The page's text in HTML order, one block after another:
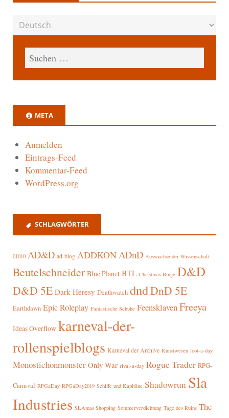
META
Anmelden
Eintrags-Feed
Kommentar-Feed
WordPress.org
SCHLAGWÖRTER
01010 AD&D ad-blog ADDKON ADnD Auswüchse der Wissenschaft
Beutelschneider Blue Planet BTL Christmas Binge D&D
D&D 5E Dark Heresy Deathwatch dndDnD 5E
Earthdawn Epic Roleplay Fantastische Schuhe FeensklavenFreeya
Ideas Overflow karneval-der-
rollenspielblogs Karneval der Archive Kunstwesen loot-a-day
Monostichonmonster Only War rival-a-day Rogue Trader RPG-
Carnival RPGaDay RPGaDay2019 Schiffe und Kapitäne Shadowrun Sla
Industries SLAmas Shopping Sommerverdichtung Tage des Ruins The